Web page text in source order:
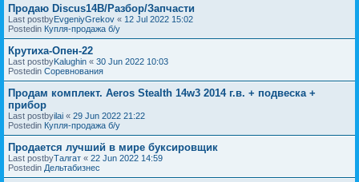
Продаю Discus14B/Разбор/Запчасти
Last postbyEvgeniyGrekov « 12 Jul 2022 15:02
Postedin Купля-продажа б/у
Крутиха-Опен-22
Last postbyKalughin « 30 Jun 2022 10:03
Postedin Соревнования
Продам комплект. Aeros Stealth 14w3 2014 г.в. + подвеска +
прибор
Last postbyilai « 29 Jun 2022 21:22
Postedin Купля-продажа б/у
Продается лучший в мире буксировщик
Last postbyТалгат « 22 Jun 2022 14:59
Postedin Дельтабизнес